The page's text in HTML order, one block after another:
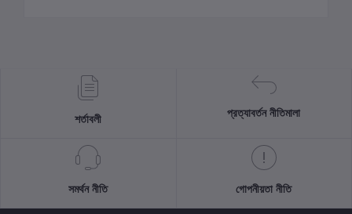
শর্তাবলী প্রত্যাবর্তন নীতিমালা
সমর্থন নীতি গোপনীয়তা নীতি